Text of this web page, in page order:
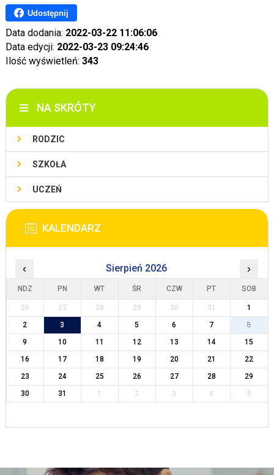
Udostępnij
Data dodania: 2022-03-22 11:06:06
Data edycji: 2022-03-23 09:24:46
Ilość wyświetleń: 343
NA SKRÓTY
RODZIC
SZKOŁA
UCZEŃ
KALENDARZ
‹ Sierpień 2026 ›
NDZ PN WT ŚR CZW PT SOB
26 27 28 29 30 31
1
2
3 4 5 6 7
8
9
10 11 12 13 14
15
16
17 18 19 20 21
22
23
24 25 26 27 28
29
30
31 1 2 3 4 5